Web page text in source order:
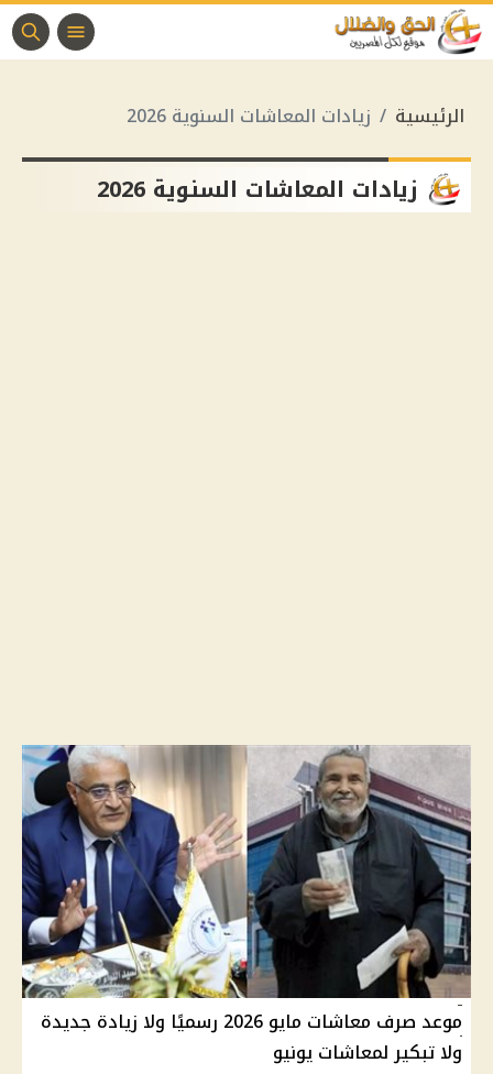
الرئيسية زيادات المعاشات السنوية 2026
زيادات المعاشات السنوية 2026
موعد صرف معاشات مايو 2026 رسميًا ولا زيادة جديدة
ولا تبكير لمعاشات يونيو